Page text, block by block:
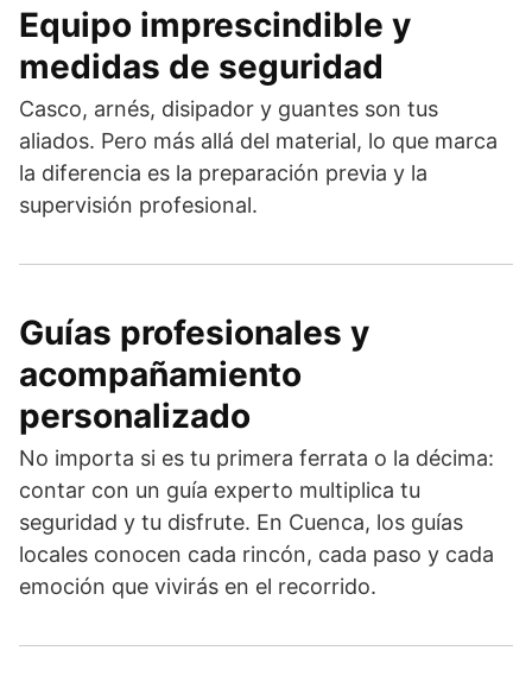
Equipo imprescindible y
medidas de seguridad
Casco, arnés, disipador y guantes son tus
aliados. Pero más allá del material, lo que marca
la diferencia es la preparación previa y la
supervisión profesional.
Guías profesionales y
acompañamiento
personalizado
No importa si es tu primera ferrata o la décima:
contar con un guía experto multiplica tu
seguridad y tu disfrute. En Cuenca, los guías
locales conocen cada rincón, cada paso y cada
emoción que vivirás en el recorrido.